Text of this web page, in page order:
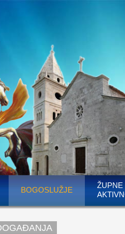
BOGOSLUŽJE
ŽUPNE